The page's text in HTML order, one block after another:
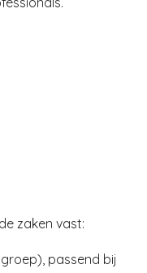
zaken vast:
passend bij